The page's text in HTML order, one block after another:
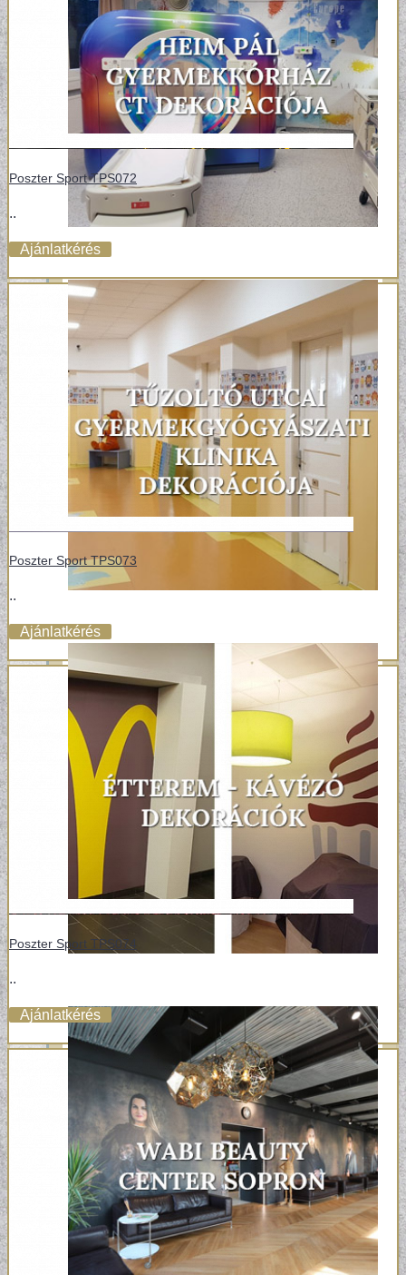
Poszter Sport TPS072
..
Ajánlatkérés
Poszter Sport TPS073
..
Ajánlatkérés
Poszter Sport TPS074
..
Ajánlatkérés